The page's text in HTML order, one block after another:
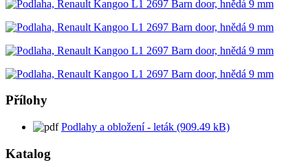
Přílohy
Podlahy a obložení - leták (909.49 kB)
Katalog